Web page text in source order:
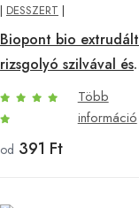
| DESSZERT |
Biopont bio extrudált
rizsgolyó szilvával és
fahéjjal 55 gTöbb
információ
od 391 Ft